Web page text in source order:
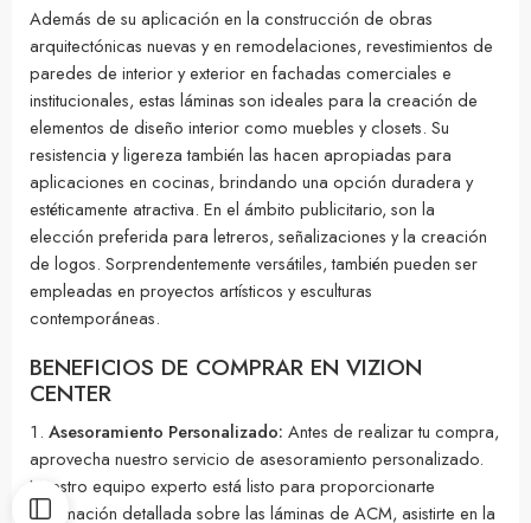
Además de su aplicación en la construcción de obras
arquitectónicas nuevas y en remodelaciones, revestimientos de
paredes de interior y exterior en fachadas comerciales e
institucionales, estas láminas son ideales para la creación de
elementos de diseño interior como muebles y closets. Su
resistencia y ligereza también las hacen apropiadas para
aplicaciones en cocinas, brindando una opción duradera y
estéticamente atractiva. En el ámbito publicitario, son la
elección preferida para letreros, señalizaciones y la creación
de logos. Sorprendentemente versátiles, también pueden ser
empleadas en proyectos artísticos y esculturas
contemporáneas.
BENEFICIOS DE COMPRAR EN VIZION
CENTER
Asesoramiento Personalizado: Antes de realizar tu compra,
aprovecha nuestro servicio de asesoramiento personalizado.
Nuestro equipo experto está listo para proporcionarte
información detallada sobre las láminas de ACM, asistirte en la